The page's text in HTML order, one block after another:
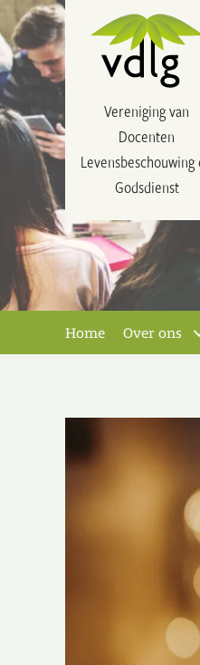
Vereniging van
Docenten
Levensbeschouwing
Godsdienst
Home Over ons